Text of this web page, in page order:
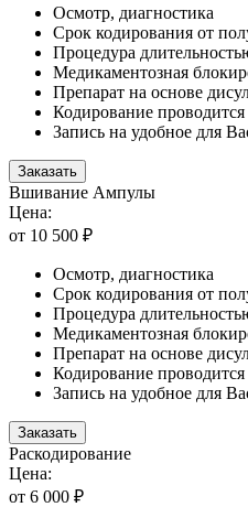
Осмотр, диагностика
Срок кодирования от
Процедура
Медикаментозная
Препарат на основе
Кодирование
Запись на удобное для
Заказать
Вшивание Ампулы
Цена:
от 10 500 ₽
Осмотр, диагностика
Срок кодирования от
Процедура
Медикаментозная
Препарат на основе
Кодирование
Запись на удобное для
Заказать
Раскодирование
Цена:
от 6 000 ₽